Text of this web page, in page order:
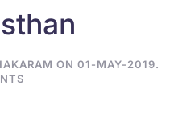
ON 01-MAY-2019.